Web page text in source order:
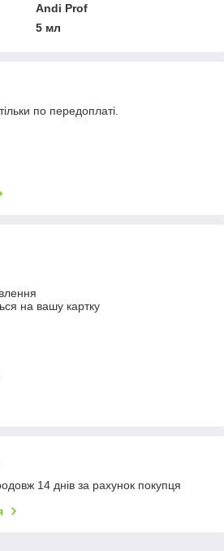
Andi Prof
5 мл
по передоплаті.
на вашу картку
14 днів за рахунок покупця